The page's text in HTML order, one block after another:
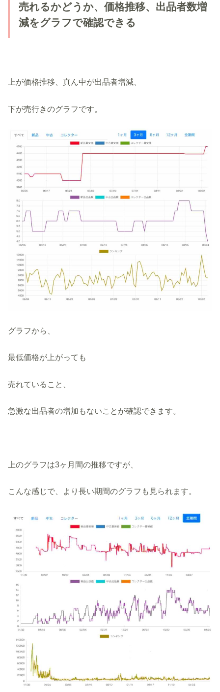
売れるかどうか、価格推移、出品者数増
減をグラフで確認できる
上が価格推移、真ん中が出品者増減、
下が売行きのグラフです。
グラフから、
最低価格が上がっても
売れていること、
急激な出品者の増加もないことが確認できます。
上のグラフは3ヶ月間の推移ですが、
こんな感じで、より長い期間のグラフも見られます。